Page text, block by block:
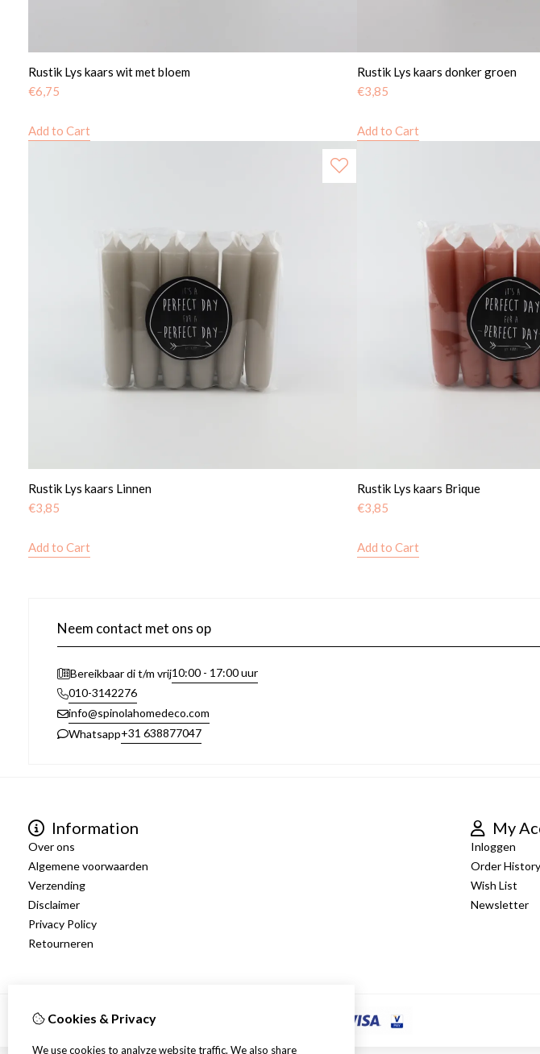
Rustik Lys kaars wit met bloem
€6,75
Add to Cart
Rustik Lys kaars donker groen
€3,85
Add to Cart
Rustik Lys kaars Linnen
€3,85
Add to Cart
Rustik Lys kaars Brique
€3,85
Add to Cart
Neem contact met ons op
Bereikbaar di t/m vrij10:00 - 17:00 uur
010-3142276
info@spinolahomedeco.com
Whatsapp+31 638877047
Information
Over ons
Algemene voorwaarden
Verzending
Disclaimer
Privacy Policy
Retourneren
My
Inloggen
Order History
Wish List
Newsletter
Cookies & Privacy
We use cookies to analyze website traffic. We also share